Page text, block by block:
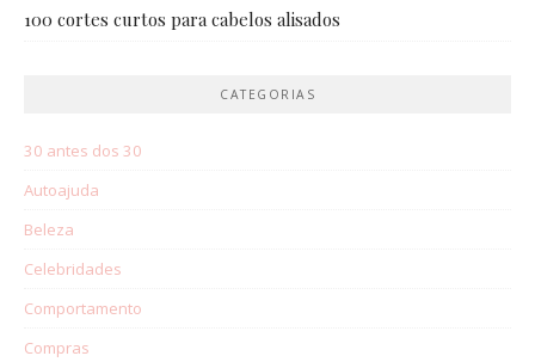
100 cortes curtos para cabelos alisados
CATEGORIAS
30 antes dos 30
Autoajuda
Beleza
Celebridades
Comportamento
Compras